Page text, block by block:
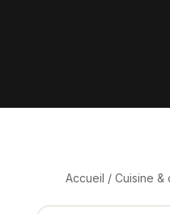
Accueil / Cuisine &